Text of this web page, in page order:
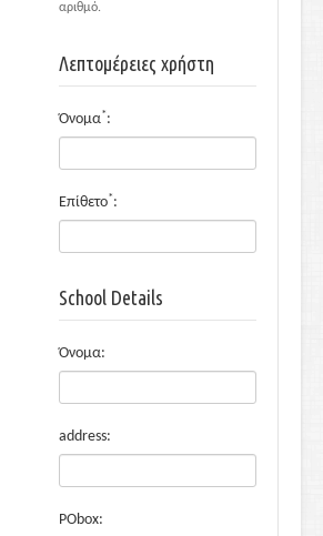
αριθμό.
Λεπτομέρειες χρήστη
Όνομα*:
Επίθετο*:
School Details
Όνομα:
address:
PObox: